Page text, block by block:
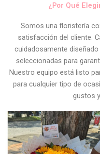
¿Por Qué
Somos una floristería
satisfacción del cliente.
cuidadosamente
seleccionadas para
Nuestro equipo está listo
para cualquier tipo de
gustos